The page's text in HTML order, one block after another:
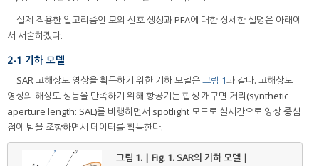
실제 적용한 알고리즘인 모의 신호 생성과 PFA에 대한 상세한 설명은 아래에
서 서술하겠다.
2-1 기하 모델
SAR 고해상도 영상을 획득하기 위한 기하 모델은그림 1과 같다. 고해상도
영상의 해상도 성능을 만족하기 위해 항공기는 합성 개구면 거리(synthetic
aperture length: SAL)를 비행하면서 spotlight 모드로 실시간으로 영상 중심
점에 빔을 조향하면서 데이터를 획득한다.
그림 1. | Fig. 1.SAR의 기하 모델 |